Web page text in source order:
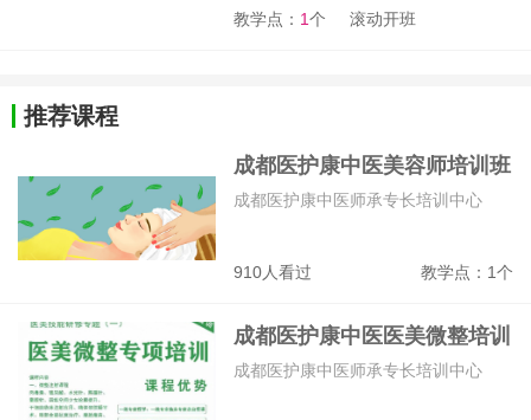
教学点： 1个 滚动开班
推荐课程
成都医护康中医美容师培训班
910人看过 教学点：1个
成都医护康中医师承专长培训中心
成都医护康中医医美微整培训
班
成都医护康中医师承专长培训中心